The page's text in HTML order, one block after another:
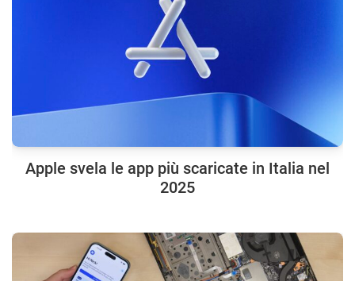
Apple svela le app più scaricate in Italia nel
2025